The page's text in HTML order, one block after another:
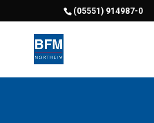
(05551) 914987-0